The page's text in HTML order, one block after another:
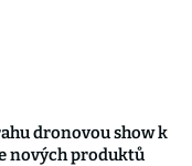
dronovou show k
nových produktů